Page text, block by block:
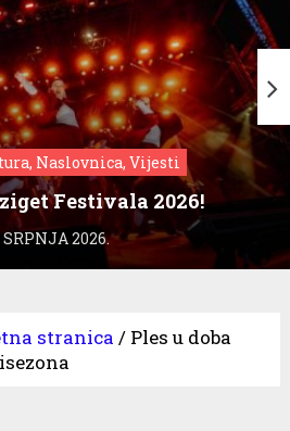
Naslovnica, Vijesti
Festivala 2026!
SRPNJA 2026.
stranica / Ples u doba